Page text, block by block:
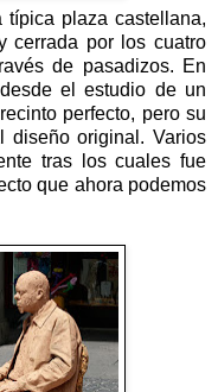
típica plaza castellana,
cerrada por los cuatro
de pasadizos. En
el estudio de un
perfecto, pero su
diseño original. Varios
tras los cuales fue
que ahora podemos